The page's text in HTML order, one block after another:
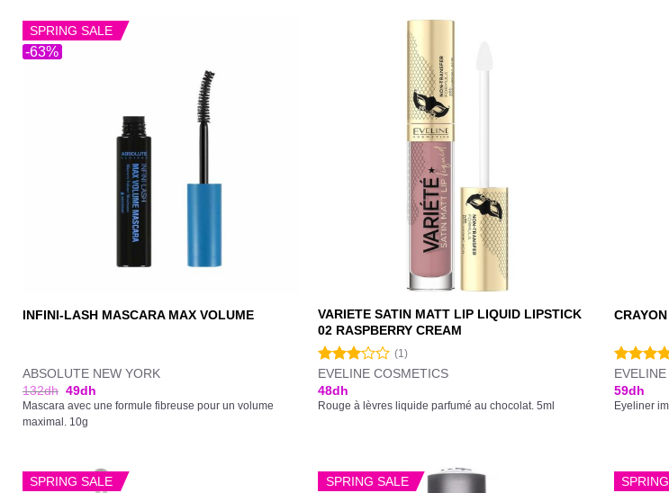
-63%
SPRING SALE
INFINI-LASH MASCARA MAX VOLUME
ABSOLUTE NEW YORK
132dh 49dh
Mascara avec une formule fibreuse pour un volume
maximal. 10g
VARIETE SATIN MATT LIP LIQUID LIPSTICK
02 RASPBERRY CREAM
Note
3.00
sur 5
(1)
EVELINE COSMETICS
48dh
Rouge à lèvres liquide parfumé au chocolat. 5ml
Note
sur 5
59dh
Eyeliner
SPRING SALE SPRING SALE